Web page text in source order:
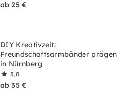
ab 25 €
DIY Kreativzeit:
Freundschaftsarmbänder prägen
in Nürnberg
5,0
ab 35 €